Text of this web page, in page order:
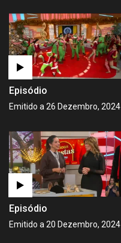
Episódio
Emitido a 26 Dezembro, 2024
Episódio
Emitido a 20 Dezembro, 2024